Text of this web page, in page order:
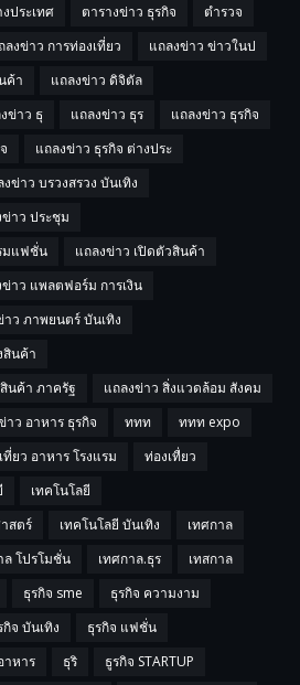
ประเทศ ตารางข่าว ธุรกิจ
ตำรวจ
ลงข่าว การท่องเที่ยว
แถลงข่าว ข่าวในป
ค้า
แถลงข่าว ดิจิตัล
ข่าว ธุ แถลงข่าว ธุร
แถลงข่าว ธุรกิจ
แถลงข่าว ธุรกิจ ต่างประ
งข่าว บรวงสรวง บันเทิง
าว ประชุม
มแฟชั่น
แถลงข่าว เปิดตัวสินค้า
าว แพลตฟอร์ม การเงิน
าว ภาพยนตร์ บันเทิง
สินค้า
นค้า ภาครัฐ
แถลงข่าว สิ่งแวดล้อม สังคม
าว อาหาร ธุรกิจ ททท
ททท expo
ที่ยว อาหาร โรงแรม
ท่องเทื่ยว
เทคโนโลยี
สตร์
เทคโนโลยี บันเทิง
เทศกาล
ล โปรโมชั่น เทศกาล.ธุร
เทสกาล
ธุรกิจ sme
ธุรกิจ ความงาม
กิจ บันเทิง
ธุรกิจ แฟชั่น
าหาร ธุริ ธูรกิจ STARTUP